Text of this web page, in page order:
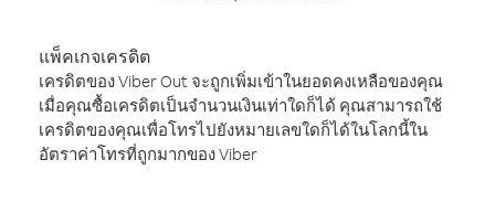
แพ็คเกจเครดิต
เครดิตของ Viber Out จะถูกเพิ่มเข้าในยอดคงเหลือของคุณ
เมื่อคุณซื้อเครดิตเป็นจำนวนเงินเท่าใดก็ได้ คุณสามารถใช้
เครดิตของคุณเพื่อโทรไปยังหมายเลขใดก็ได้ในโลกนี้ใน
อัตราค่าโทรที่ถูกมากของ Viber